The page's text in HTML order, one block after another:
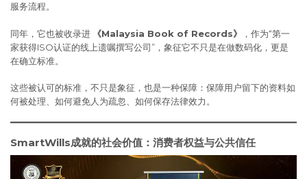
服务流程。
同年，它也被收录进 《Malaysia Book of Records》
，作为“第一
家获得ISO认证的线上遗嘱撰写公司”，象征它不只是在做数码化，更是
在确立标准。
这些被认可的标准，不只是象征，也是一种保障：保障用户留下的资料如
何被处理、如何避免人为疏忽、如何保存法律效力。
SmartWills成就的社会价值：消费者权益与公共信任